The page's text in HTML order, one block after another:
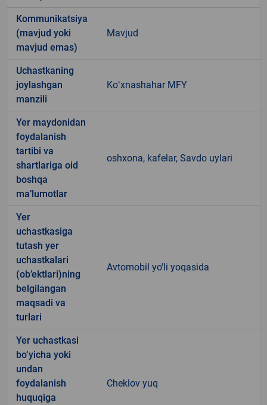
Kommunikatsiya
(mavjud yoki
mavjud emas)
Mavjud
Uchastkaning
joylashgan
manzili
Koʻxnashahar MFY
Yer maydonidan
foydalanish
tartibi va
shartlariga oid
boshqa
ma’lumotlar
oshxona, kafelar, Savdo uylari
Yer
uchastkasiga
tutash yer
uchastkalari
(ob’ektlari)ning
belgilangan
maqsadi va
turlari
Avtomobil yo'li yoqasida
Yer uchastkasi
bo‘yicha yoki
undan
foydalanish
huquqiga
Cheklov yuq